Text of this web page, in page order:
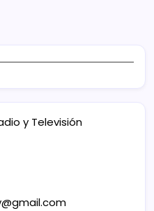
y Televisión